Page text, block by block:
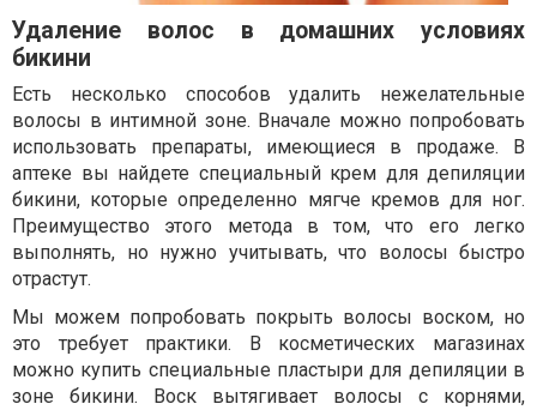
Удаление волос в домашних условиях
бикини
Есть несколько способов удалить нежелательные
волосы в интимной зоне. Вначале можно попробовать
использовать препараты, имеющиеся в продаже. В
аптеке вы найдете специальный крем для депиляции
бикини, которые определенно мягче кремов для ног.
Преимущество этого метода в том, что его легко
выполнять, но нужно учитывать, что волосы быстро
отрастут.
Мы можем попробовать покрыть волосы воском, но
это требует практики. В косметических магазинах
можно купить специальные пластыри для депиляции в
зоне бикини. Воск вытягивает волосы с корнями,